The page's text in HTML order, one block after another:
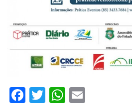
Facebook
TwitterWhatsApp